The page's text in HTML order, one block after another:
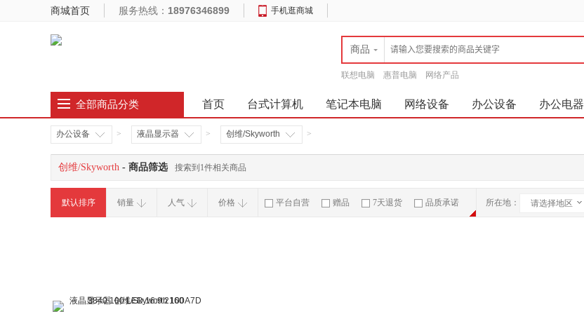
商城首页 服务热线： 18976346899 手机逛商城
商品
联想电脑 惠普电脑 网络产品
全部商品分类 首页 台式计算机 笔记本电脑 网络设备 办公设备 办公电器
办公设备 > 液晶显示器 > 创维/Skyworth >
创维/Skyworth - 商品筛选 搜索到1件相关商品
默认排序 销量 人气 价格 平台自营 赠品 7天退货 品质承诺 所在地： 请选择地区